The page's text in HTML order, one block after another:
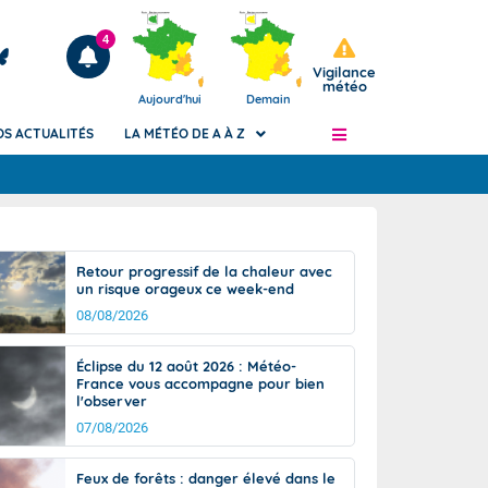
Articles
4
Aujourd'hui Demain
Vigilance
météo
de
Phénomènes dangereux de J+2 à J+7
Avertissement pluies intenses à l'échelle
des communes (Apic)
Bulletins Marine
Bulletins d'estimation du risque
d'avalanche
Météo des forêts
Vigicrues
ACTUALITÉS LA MÉTÉO DE A À Z
Retour progressif de la chaleur avec
un risque orageux ce week-end
08/08/2026
Éclipse du 12 août 2026 : Météo-
France vous accompagne pour bien
l'observer
07/08/2026
Feux de forêts : danger élevé dans le